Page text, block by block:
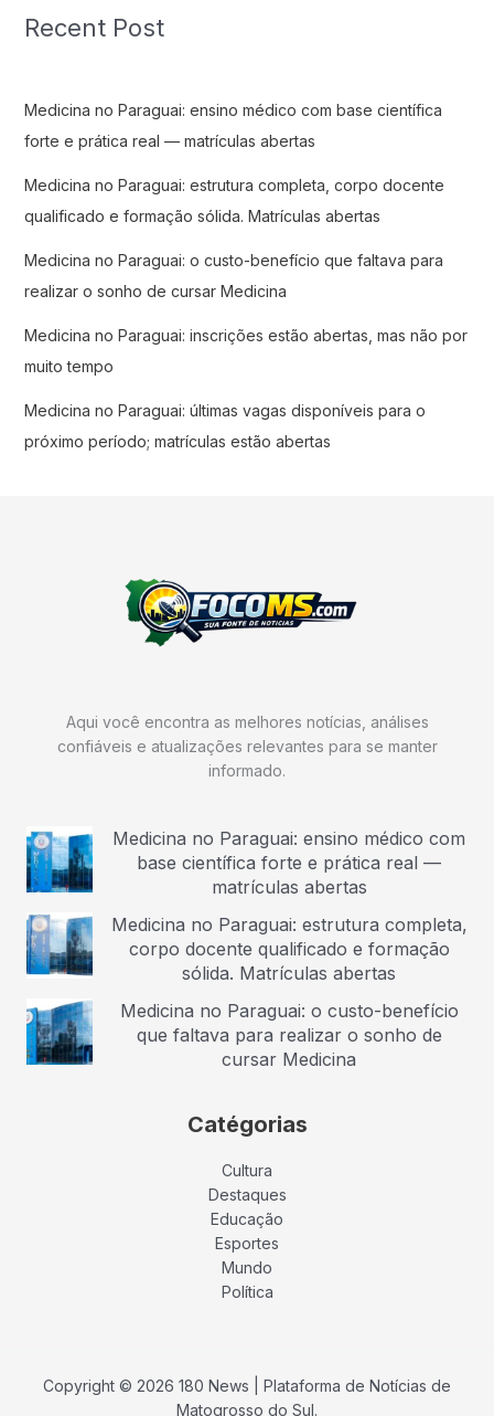
Recent Post
Medicina no Paraguai: ensino médico com base científica
forte e prática real — matrículas abertas
Medicina no Paraguai: estrutura completa, corpo docente
qualificado e formação sólida. Matrículas abertas
Medicina no Paraguai: o custo-benefício que faltava para
realizar o sonho de cursar Medicina
Medicina no Paraguai: inscrições estão abertas, mas não por
muito tempo
Medicina no Paraguai: últimas vagas disponíveis para o
próximo período; matrículas estão abertas
Aqui você encontra as melhores notícias, análises
confiáveis e atualizações relevantes para se manter
informado.
Medicina no Paraguai: ensino médico com
base científica forte e prática real —
matrículas abertas
Medicina no Paraguai: estrutura completa,
corpo docente qualificado e formação
sólida. Matrículas abertas
Medicina no Paraguai: o custo-benefício
que faltava para realizar o sonho de
cursar Medicina
Catégorias
Cultura
Destaques
Educação
Esportes
Mundo
Política
Copyright © 2026 180 News | Plataforma de Notícias de
Matogrosso do Sul.